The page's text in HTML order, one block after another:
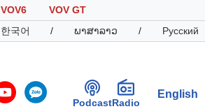
VOV6
VOV GT
한국어 / ພາສາລາວ / Русский
PodcastRadio
English